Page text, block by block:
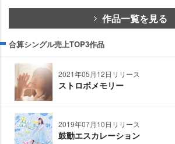
作品一覧を見る
合算シングル売上TOP3作品
2021年05月12日リリース
ストロボメモリー
2019年07月10日リリース
鼓動エスカレーション